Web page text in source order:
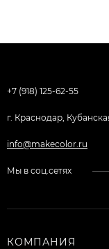
+7 (918) 125-62-55
г. Краснодар,
info@makecolor.ru
Мы в соц.сетях
КОМПАНИЯ